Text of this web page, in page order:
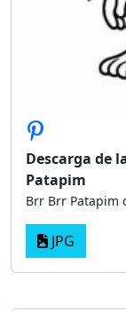
Descarga de
Patapim
Brr Brr Patapim
JPG